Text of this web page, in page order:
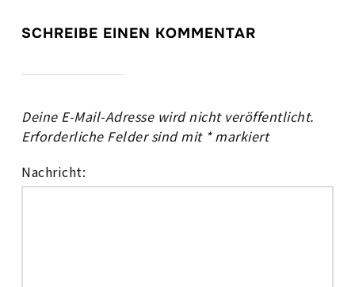
SCHREIBE EINEN KOMMENTAR
Deine E-Mail-Adresse wird nicht veröffentlicht.
Erforderliche Felder sind mit *markiert
Nachricht: